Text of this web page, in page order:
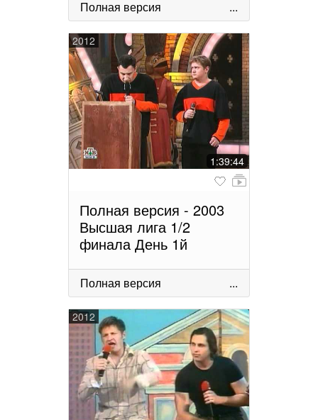
Полная версия ...
2012
1:39:44
Полная версия - 2003
Высшая лига 1/2
финала День 1й
Полная версия ...
2012